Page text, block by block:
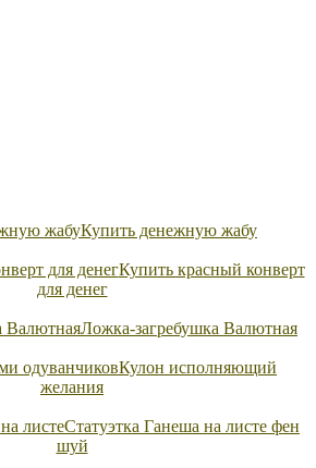
Купить денежную жабу
Купить красный конверт
для денег
Ложка-загребушка Валютная
Кулон исполняющий
желания
Статуэтка Ганеша на листе фен
шуй